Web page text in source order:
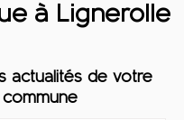
à Lignerolle
actualités de votre
commune